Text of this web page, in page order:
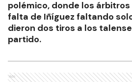
polémico, donde los
falta de Iñíguez faltando
dieron dos tiros a los
partido.
Ads